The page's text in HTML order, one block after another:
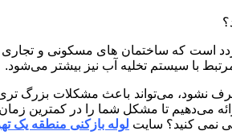
است که ساختمان‌ های مسکونی و
با سیستم تخلیه آب نیز بیشتر می‌شود.
نشود، می‌تواند باعث مشکلات بزرگ‌
می‌دهیم تا مشکل شما را در کمترین
نمی کنید؟ سایت لوله بازکنی منطقه یک